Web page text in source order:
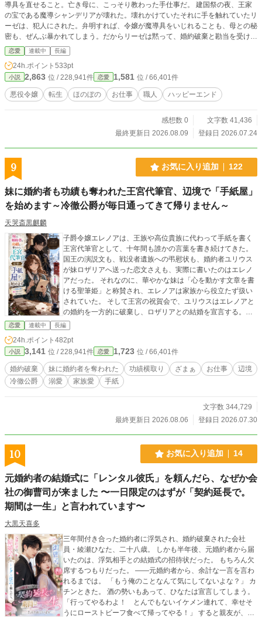
導具を直せること。亡き母に、こっそり教わった手仕事だ。 建国祭の夜、王家
の宝である魔導シャンデリアが壊れた。壊れかけていたそれに手を触れていたリ
ーゼは、犯人にされた。弁明すれば、令嬢が魔導具をいじれることも、母との秘
密も、ぜんぶ暴かれてしまう。だからリーゼは黙って、婚約破棄と勘当を受け入
れた。 流れ着いたのは下町の路地裏。皮肉にも、その「はしたない特技」だけ
が、彼女を食べさせてくれた。錆びた鈴を軒先に吊るして、リーゼは小さな修理
屋を開く。 持ち込まれるのは、ただの壊れた魔導具じゃない。亡き夫がくれた
魔導カイロ、子どもの声で目を覚ます玩具、焦げついたパン屋のオーブン——ど
れも、持ち主の思い出がしみついている。リーゼはそれを、思い出ごと預かっ
て、直していく。 無口な隣の金物屋ヴィム、住み着いた孤児のピコ、口の悪い
少しずつ温かくなっていく。 ——それでも、たったひとつだけ、リーゼには直
せない魔導具があった。母の形見の、鳴らないオルゴール。母が死んだあの日か
※本作は『小説家になろう』『カクヨム』にも掲載しています。
恋愛 連載中 長編
24h.ポイント 533pt
小説 2,863 位 / 228,941件 恋愛 1,581 位 / 66,401件
悪役令嬢 転生 ほのぼの お仕事 職人 ハッピーエンド
感想数 0
文字数 41,436
最終更新日 2026.08.09
登録日 2026.07.24
9 お気に入り追加 122
妹に婚約者も功績も奪われた王宮代筆官、辺境で「手紙屋」
を始めます～冷徹公爵が毎日通ってきて帰りません～
天哭斎黒麒麟
子爵令嬢エレノアは、王族や高位貴族に代わって手紙を書く
王宮代筆官として、十年間も誰かの言葉を書き続けてきた。
国王の演説文も、戦没者遺族への弔慰状も、婚約者ユリウス
が妹ロザリアへ送った恋文さえも、実際に書いたのはエレノ
アだった。 それなのに、華やかな妹は「心を動かす文章を書
ける聖筆姫」と称賛され、エレノアは家族から役立たず扱い
されていた。 そして王宮の祝賀会で、ユリウスはエレノアと
の婚約を一方的に破棄し、ロザリアとの結婚を宣言する。
「その恋文を書いたのは、私です」 初めて真実を口にしたエ
レノアだったが、家族も婚約者も彼女を嘘つきと決めつけ
る。さらに外交文書を偽造した罪まで着せられ、王宮から追
放されてしまった。 行くあてもなく北の辺境へ流れ着いたエ
レノアは、亡くなった母親へ手紙を書きたいという幼い少女
ミアと出会う。 届かないと分かっている手紙を、少女のため
に一晩かけて書き上げたエレノア。その姿を見ていたのは、
書なら書ける。だが、人の心を帰らせる手紙は書けない」 不
器用な公爵から古い郵便局を与えられ、エレノアは辺境で小
自分自身の人生を取り戻していく。 一方、エレノアの文章を
た。 しかも、彼女を追放する原因となった偽造文書には、王
国を再び戦争へ導こうとする陰謀が隠されていて――。 これ
は、誰かの言葉ばかりを書いてきた令嬢が、最後には自分の
名前で未来を綴る物語。 そして冷徹公爵が、毎日のように手
い物語である。
恋愛 連載中 長編
24h.ポイント 482pt
小説 3,141 位 / 228,941件 恋愛 1,723 位 / 66,401件
婚約破棄 妹に婚約者を奪われた 功績横取り ざまぁ お仕事
辺境
冷徹公爵
溺愛 家族愛 手紙
文字数 344,729
最終更新日 2026.08.06
登録日 2026.07.30
10 お気に入り追加 14
元婚約者の結婚式に「レンタル彼氏」を頼んだら、なぜか会
社の御曹司が来ました 〜一日限定のはずが「契約延長で。
期間は一生」と言われています〜
大黒天喜多
三年間付き合った婚約者に浮気され、婚約破棄された会社
員・綾瀬ひなた、二十八歳。 しかも半年後、元婚約者から届
いたのは、浮気相手との結婚式の招待状だった。 もちろん欠
席するつもりだった。 ――元婚約者から、余計な一言を言わ
れるまでは。 「もう俺のことなんて気にしてないよな？」 カ
チンときた。 酒の勢いもあって、ひなたは宣言してしまう。
「行ってやるわよ！ とんでもないイケメン連れて、幸せそ
うにローストビーフ食べて帰ってやる！」 すると親友が、本